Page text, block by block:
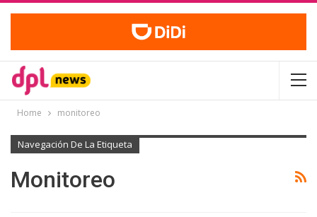
Home monitoreo
Navegación De La Etiqueta
Monitoreo